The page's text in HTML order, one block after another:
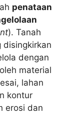
penataan
). Tanah
disingkirkan
dengan
material
lahan
kontur
erosi dan